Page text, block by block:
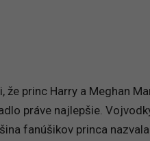
že princ Harry a Meghan
práve najlepšie.
fanúšikov princa nazvala